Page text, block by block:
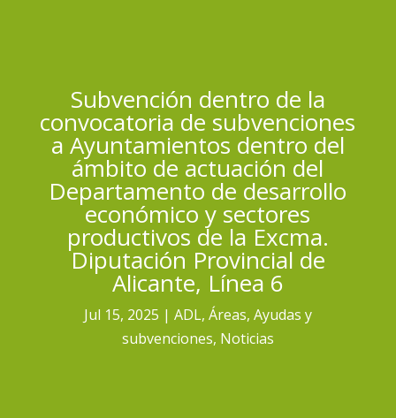
Subvención dentro de la
convocatoria de subvenciones
a Ayuntamientos dentro del
ámbito de actuación del
Departamento de desarrollo
económico y sectores
productivos de la Excma.
Diputación Provincial de
Alicante, Línea 6
Jul 15, 2025 ADL, Áreas, Ayudas y
subvenciones, Noticias